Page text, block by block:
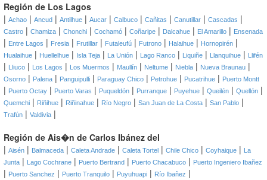
Región de Los Lagos
| Achao | Ancud | Antilhue | Aucar | Calbuco | Cañitas | Canutillar | Cascadas |
Castro | Chamiza | Chonchi | Cochamó | Coñaripe | Dalcahue | El Amarillo | Ensenada
| Entre Lagos | Fresia | Frutillar | Futaleufú | Futrono | Halaihue | Hornopirén |
Hualaihue | Huellelhue | Isla Teja | La Unión | Lago Ranco | Liquiñe | Llanquihue | Llifén
| Lliuco | Los Lagos | Los Muermos | Maullín | Neltume | Niebla | Nueva Braunau |
Osorno | Palena | Panguipulli | Paraguay Chico | Petrohue | Pucatrihue | Puerto Montt
| Puerto Octay | Puerto Varas | Puqueldón | Purranque | Puyehue | Queilén | Quellón |
Quemchi | Riñihue | Riñinahue | Río Negro | San Juan de La Costa | San Pablo |
Trafún | Valdivia |
Región de Ais�n de Carlos Ibánez del
| Aisén | Balmaceda | Caleta Andrade | Caleta Tortel | Chile Chico | Coyhaique |
La
Junta | Lago Cochrane | Puerto Bertrand | Puerto Chacabuco | Puerto Ingeniero Ibañez
| Puerto Sanchez | Puerto Tranquilo | Puyuhuapi | Río Ibañez |